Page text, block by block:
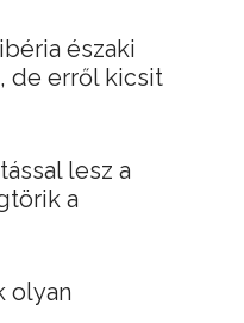
északi
de erről kicsit
lesz a
a
olyan